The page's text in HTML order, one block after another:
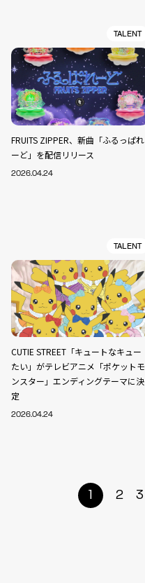
TALENT
FRUITS ZIPPER、新曲「ふるっぱれ
ーど」を配信リリース
2026.04.24
TALENT
CUTIE STREET「キュートなキュー
たい」がテレビアニメ「ポケットモ
ンスター」エンディングテーマに決
定
2026.04.24
1 2 3